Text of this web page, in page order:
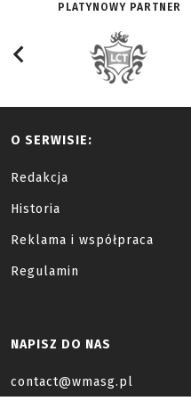
PLATYNOWY PARTNER
O SERWISIE:
Redakcja
Historia
Reklama i współpraca
Regulamin
NAPISZ DO NAS
contact@wmasg.pl